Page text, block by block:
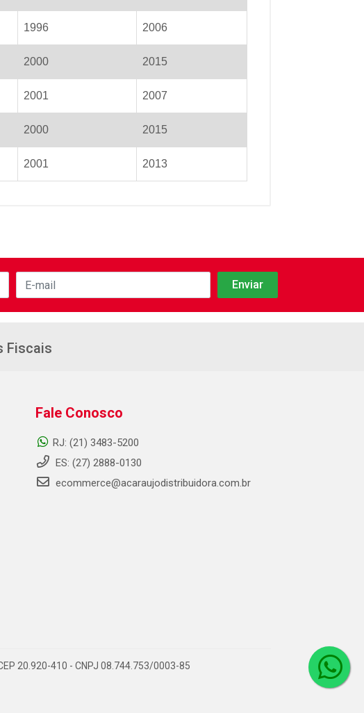
1996 2006
2000 2015
2001 2007
2000 2015
2001 2013
Fiscais
Fale Conosco
RJ: (21) 3483-5200
ES: (27) 2888-0130
ecommerce@acaraujodistribuidora.com.br
20.920-410 - CNPJ 08.744.753/0003-85